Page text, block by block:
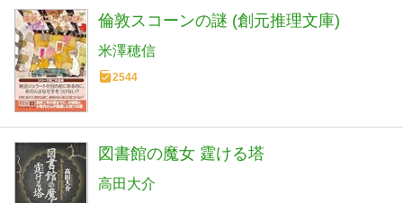
倫敦スコーンの謎 (創元推理文庫)
米澤穂信
2544
図書館の魔女 霆ける塔
高田大介